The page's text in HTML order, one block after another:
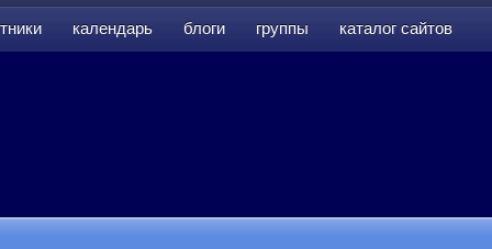
календарь блоги группы каталог сайтов